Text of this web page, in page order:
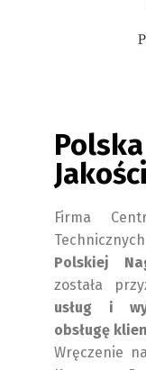
Jakości
Firma
Polskiej
została
usług i
obsługę
Wręczenie